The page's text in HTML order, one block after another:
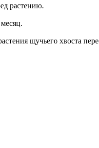
растению.
щучьего хвоста